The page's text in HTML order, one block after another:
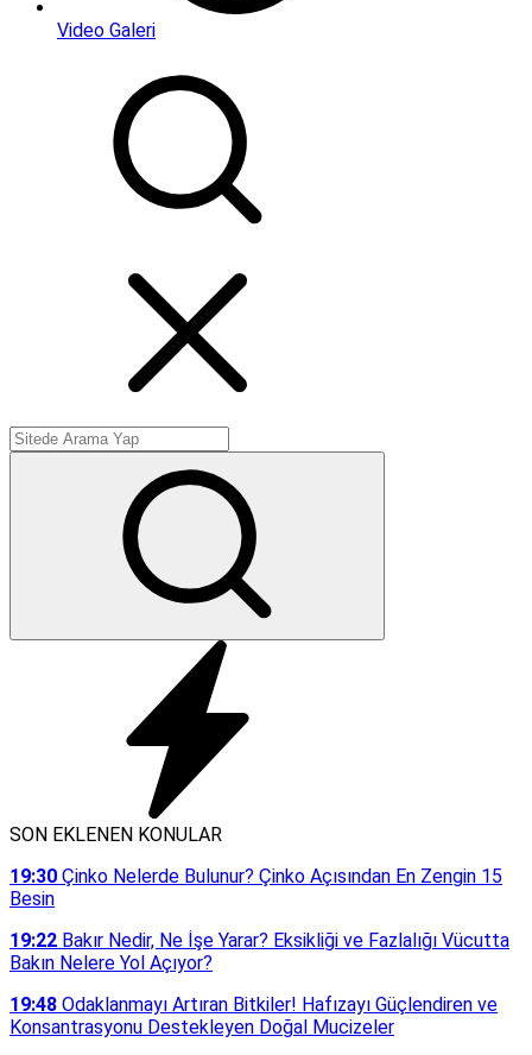
Video Galeri
SON EKLENEN KONULAR
19:30 Çinko Nelerde Bulunur? Çinko Açısından En Zengin 15
Besin
19:22 Bakır Nedir, Ne İşe Yarar? Eksikliği ve Fazlalığı Vücutta
Bakın Nelere Yol Açıyor?
19:48 Odaklanmayı Artıran Bitkiler! Hafızayı Güçlendiren ve
Konsantrasyonu Destekleyen Doğal Mucizeler